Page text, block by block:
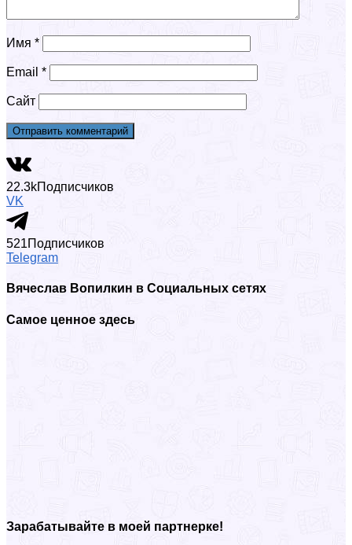
Имя *
Email *
Сайт
22.3kПодписчиков
VK
521Подписчиков
Telegram
Вячеслав Вопилкин в Социальных сетях
Самое ценное здесь
Зарабатывайте в моей партнерке!